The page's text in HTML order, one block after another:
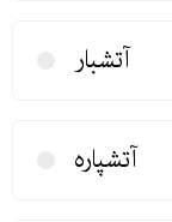
آتشبار
آتشپاره